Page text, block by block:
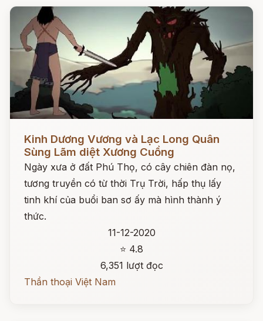
Kinh Dương Vương và Lạc Long Quân
Sùng Lãm diệt Xương Cuồng
Ngày xưa ở đất Phú Thọ, có cây chiên đàn nọ,
tương truyền có từ thời Trụ Trời, hấp thụ lấy
tinh khí của buổi ban sơ ấy mà hình thành ý
thức.
11-12-2020
⭐ 4.8
6,351 lượt đọc
Thần thoại Việt Nam